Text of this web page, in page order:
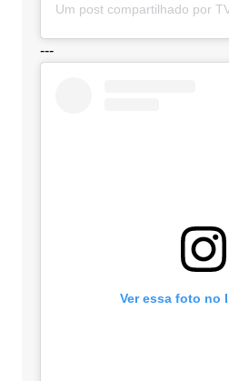
---
Ver essa foto no